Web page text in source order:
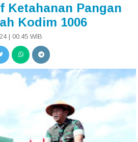
Ketahanan Pangan
Kodim 1006
| 00.45 WIB